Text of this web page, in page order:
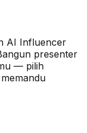
AI Influencer
presenter
— pilih